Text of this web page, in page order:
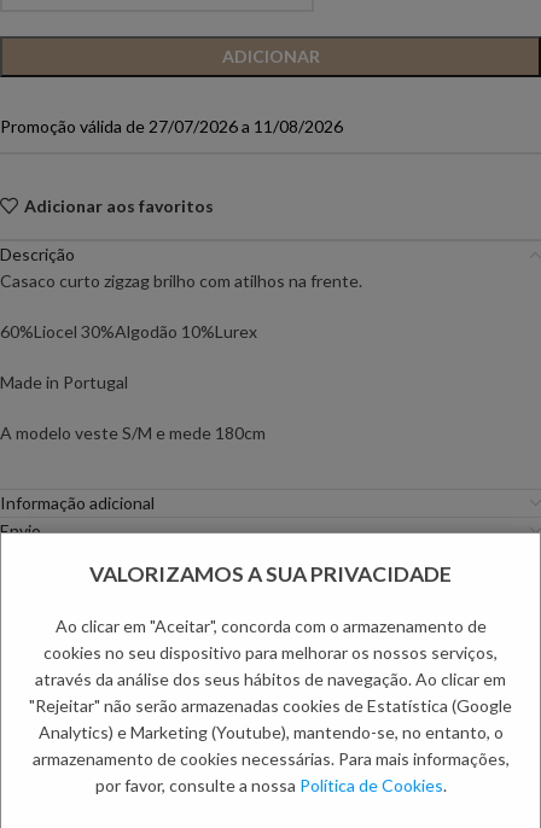
ADICIONAR
Promoção válida de 27/07/2026 a 11/08/2026
Adicionar aos favoritos
Descrição
Casaco curto zigzag brilho com atilhos na frente.
60%Liocel 30%Algodão 10%Lurex
Made in Portugal
A modelo veste S/M e mede 180cm
Informação adicional
Envio
Trocas e Devoluções
Categorias:Casacos , Mulher
Etiquetas: ACHADOS, Primavera Mulher, Saldos de Mulher
PRODUTOS RELACIONADOS:
VALORIZAMOS A SUA PRIVACIDADE
Ao clicar em "Aceitar", concorda com o armazenamento de
cookies no seu dispositivo para melhorar os nossos serviços,
através da análise dos seus hábitos de navegação. Ao clicar em
"Rejeitar" não serão armazenadas cookies de Estatística (Google
Analytics) e Marketing (Youtube), mantendo-se, no entanto, o
armazenamento de cookies necessárias. Para mais informações,
por favor, consulte a nossa Política de Cookies.